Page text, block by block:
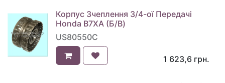
Корпус Зчеплення 3/4-ої Передачі
Honda B7XA (Б/В)
US80550C
1 623,6 грн.